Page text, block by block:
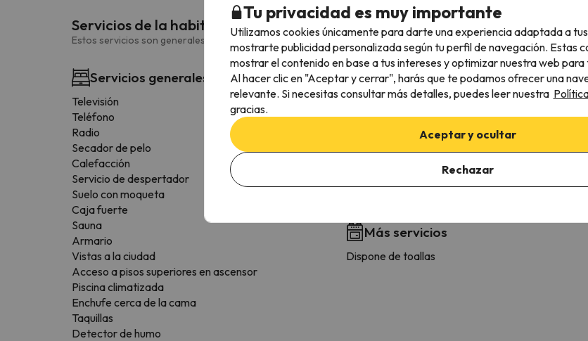
Servicios de la habitación
Estos servicios son generales y pueden variar según la tipología de habitación.
Servicios generales habitación
Televisión
Teléfono
Radio
Secador de pelo
Calefacción
Servicio de despertador
Suelo con moqueta
Caja fuerte
Sauna
Armario
Vistas a la ciudad
Acceso a pisos superiores en ascensor
Piscina climatizada
Enchufe cerca de la cama
Taquillas
Detector de humo
Baño
WC
Amenities
Ducha o bañera
Más servicios
Dispone de toallas
Tu privacidad es muy importante
Utilizamos cookies únicamente para darte una experiencia adaptada a
mostrarte publicidad personalizada según tu perfil de navegación. Estas
mostrar el contenido en base a tus intereses y optimizar nuestra web para
Al hacer clic en "Aceptar y cerrar", harás que te podamos ofrecer una
relevante. Si necesitas consultar más detalles, puedes leer nuestra
gracias.
Aceptar y ocultar
Rechazar